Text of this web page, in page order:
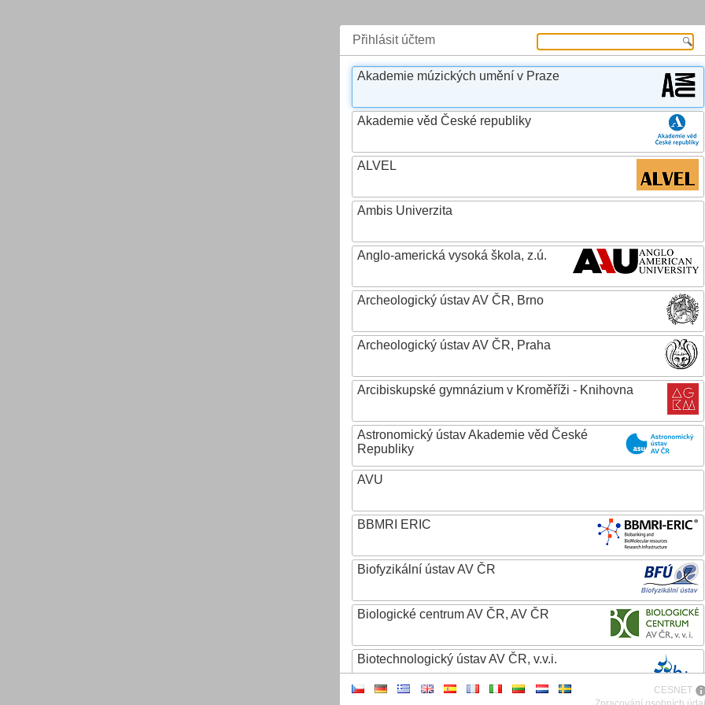
Přihlásit účtem
Akademie múzických umění v Praze
Akademie věd České republiky
ALVEL
Ambis Univerzita
Anglo-americká vysoká škola, z.ú.
Archeologický ústav AV ČR, Brno
Archeologický ústav AV ČR, Praha
Arcibiskupské gymnázium v Kroměříži - Knihovna
Astronomický ústav Akademie věd České
Republiky
AVU
BBMRI ERIC
Biofyzikální ústav AV ČR
Biologické centrum AV ČR, AV ČR
Biotechnologický ústav AV ČR, v.v.i.
CESNET